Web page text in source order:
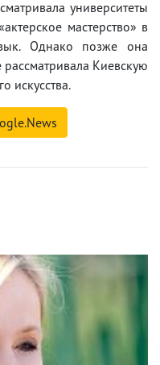
университеты
мастерство» в
Однако позже она
Киевскую
искусства.